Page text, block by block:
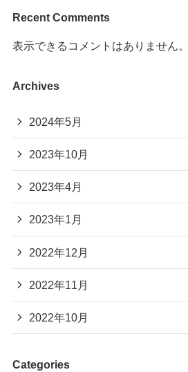
Recent Comments
表示できるコメントはありません。
Archives
2024年5月
2023年10月
2023年4月
2023年1月
2022年12月
2022年11月
2022年10月
Categories